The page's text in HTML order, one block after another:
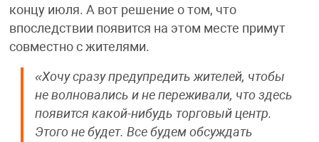
концу июля. А вот решение о том, что
впоследствии появится на этом месте примут
совместно с жителями.
«Хочу сразу предупредить жителей, чтобы
не волновались и не переживали, что здесь
появится какой-нибудь торговый центр.
Этого не будет. Все будем обсуждать